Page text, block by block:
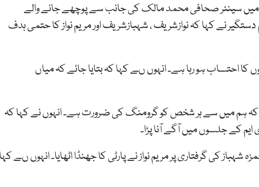
میں سینئر صحافی محمد مالک کی جانب سے پوچھے جانے والے
نے کہا کہ نوازشریف ، شہبازشریف اور مریم نواز کا حتمی ہدف
احتساب ہو رہا ہے۔ انہوں ںے کہا کہ بتایا جائے کہ میاں
کہ ہم میں سے ہر شخص کو گرومنگ کی ضرورت ہے۔ انہوں نے کہا کہ
ایم کے جلسوں میں آگے آنا پڑا۔
شہباز کی گرفتاری پر مریم نواز نے پارٹی کا جھنڈا اٹھایا۔ انہوں ںے